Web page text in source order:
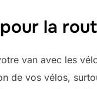
la
van avec les
de vos vélos,